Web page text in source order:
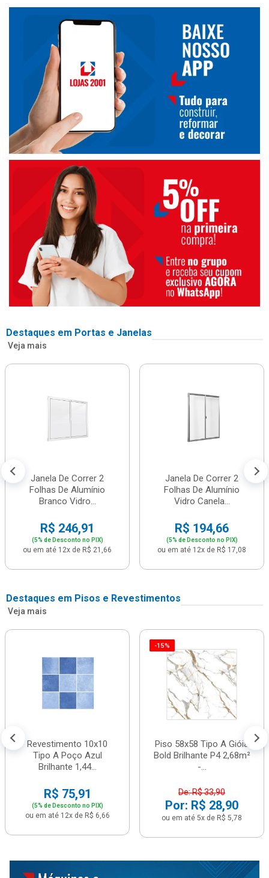
Destaques em Portas e Janelas
Veja mais
Janela De Correr 2
Folhas De Alumínio
Branco Vidro...
R$ 246,91
(5% de Desconto no PIX)
ou em até 12x de R$ 21,66
Janela De Correr 2
Folhas De Alumínio
Vidro Canela...
R$ 194,66
(5% de Desconto no PIX)
ou em até 12x de R$ 17,08
Destaques em Pisos e Revestimentos
Veja mais
Revestimento 10x10
Tipo A Poço Azul
Brilhante 1,44...
R$ 75,91
(5% de Desconto no PIX)
ou em até 12x de R$ 6,66
-15%
Piso 58x58 Tipo A Gióia
Bold Brilhante P4 2,68m²
-...
De: R$ 33,90
Por: R$ 28,90
ou em até 5x de R$ 5,78